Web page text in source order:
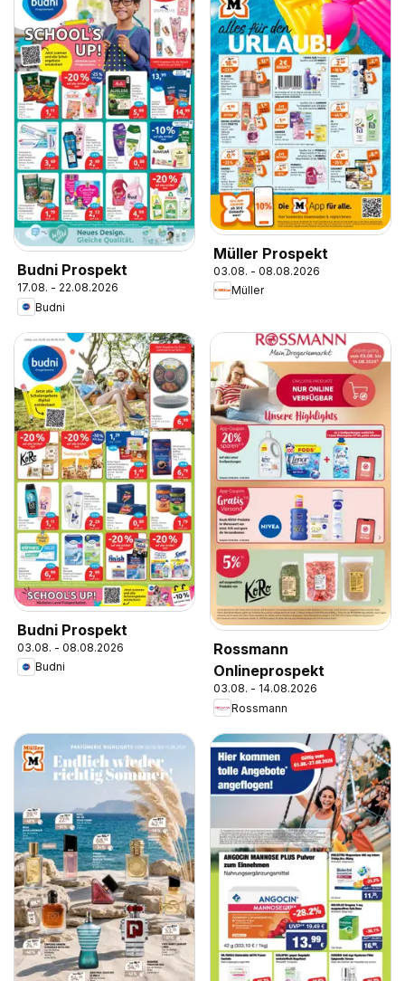
Budni Prospekt
17.08. - 22.08.2026
Budni
Müller Prospekt
03.08. - 08.08.2026
Müller
Budni Prospekt
03.08. - 08.08.2026
Budni
Rossmann
Onlineprospekt
03.08. - 14.08.2026
Rossmann